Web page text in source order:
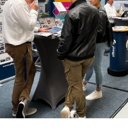
sen­de Anlei­tun­gen,
För­de­rung von inne­rer
geführ­ten Medi­ta­tio­nen
übun­gen – fin­de her­aus,
und dei­nen Fokus
Astro­lo­gie: Erkun­de die
Ster­ne und Pla­ne­ten und
beein­flus­sen. Ler­ne, dein